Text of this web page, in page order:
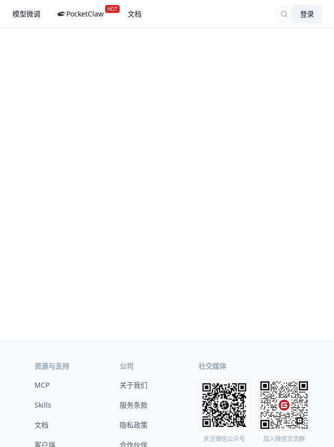
模型微调 PocketClaw HOT 文档 登录
资源与支持
MCP
Skills
文档
客户端
公司
关于我们
服务条款
隐私政策
合作伙伴
社交媒体
关注微信公众号 加入微信交流群